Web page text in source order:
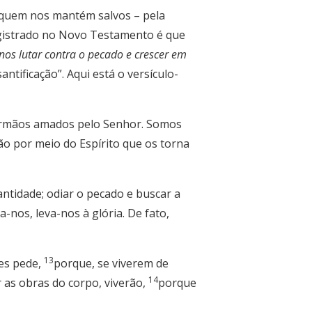
nos mantém salvos – pela
no Novo Testamento é que
lutar contra o pecado e crescer em
Aqui está o versículo-
amados pelo Senhor. Somos
por meio do Espírito que os torna
odiar o pecado e buscar a
nos, leva-nos à glória. De fato,
pede, 13porque, se viverem de
obras do corpo, viverão, 14porque